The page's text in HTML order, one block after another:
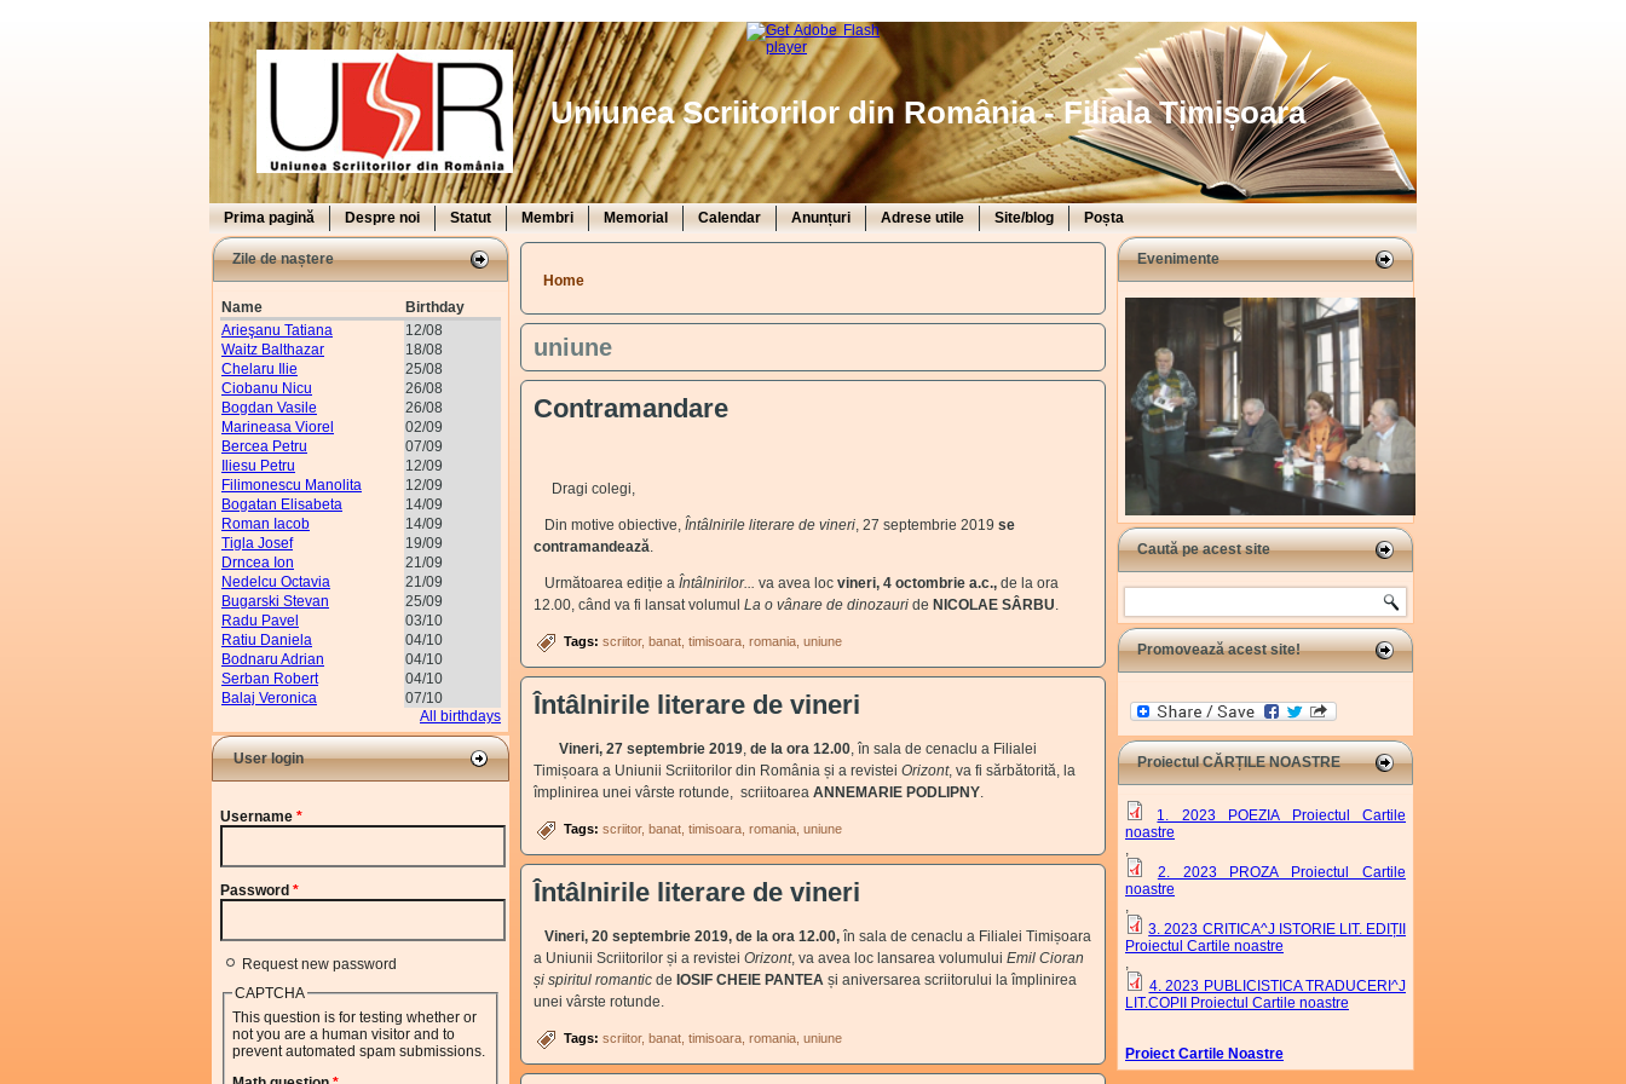
Uniunea Scriitorilor din România - Filiala Timișoara
Prima pagină Despre noi Statut Membri Memorial Calendar Anunțuri Adrese utile Site/blog Poșta
Zile de naștere
Name
Birthday
Arieşanu Tatiana
12/08
Waitz Balthazar
18/08
Chelaru Ilie
25/08
Ciobanu Nicu
26/08
Bogdan Vasile
26/08
Marineasa Viorel
02/09
Bercea Petru
07/09
Iliesu Petru
12/09
Filimonescu Manolita
12/09
Bogatan Elisabeta
14/09
Roman Iacob
14/09
Tigla Josef
19/09
Drncea Ion
21/09
Nedelcu Octavia
21/09
Bugarski Stevan
25/09
Radu Pavel
03/10
Ratiu Daniela
04/10
Bodnaru Adrian
04/10
Serban Robert
04/10
Balaj Veronica
07/10
All birthdays
User login
Username *
Password *
Request new password
CAPTCHA
This question is for testing whether or
not you are a human visitor and to
prevent automated spam submissions.
You are here
Home
uniune
Contramandare
Dragi colegi,
Din motive obiective, Întâlnirile literare de vineri, 27 septembrie 2019 se
contramandează.
Următoarea ediție a Întâlnirilor... va avea loc vineri, 4 octombrie a.c., de la ora
12.00, când va fi lansat volumul La o vânare de dinozauri de NICOLAE SÂRBU.
Tags: scriitor banat timisoara romania uniune
Întâlnirile literare de vineri
Vineri, 27 septembrie 2019, de la ora 12.00, în sala de cenaclu a Filialei
Timișoara a Uniunii Scriitorilor din România și a revistei Orizont, va fi sărbătorită, la
împlinirea unei vârste rotunde, scriitoarea ANNEMARIE PODLIPNY.
Tags: scriitor banat timisoara romania uniune
Întâlnirile literare de vineri
Vineri, 20 septembrie 2019, de la ora 12.00, în sala de cenaclu a Filialei Timișoara
a Uniunii Scriitorilor și a revistei Orizont, va avea loc lansarea volumului Emil Cioran
și spiritul romantic de IOSIF CHEIE PANTEA și aniversarea scriitorului la împlinirea
unei vârste rotunde.
Tags: scriitor banat timisoara romania uniune
Evenimente
Caută pe acest site
Search
Promovează acest site!
Proiectul CĂRȚILE NOASTRE
1. 2023 POEZIA Proiectul Cartile
noastre
,
2. 2023 PROZA Proiectul Cartile
noastre
,
3. 2023 CRITICA^J ISTORIE LIT. EDIȚII
Proiectul Cartile noastre
,
4. 2023 PUBLICISTICA TRADUCERI^J
LIT.COPII Proiectul Cartile noastre
Proiect Cartile Noastre